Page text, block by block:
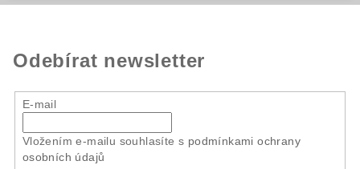
Odebírat newsletter
E-mail
Vložením e-mailu souhlasíte s podmínkami ochrany
osobních údajů